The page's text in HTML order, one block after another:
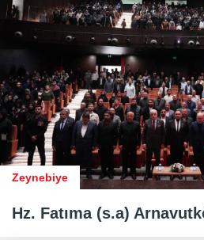
Zeynebiye
Hz. Fatıma (s.a)